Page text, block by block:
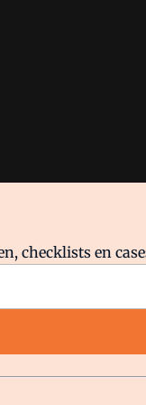
waar VMN media
checklists en